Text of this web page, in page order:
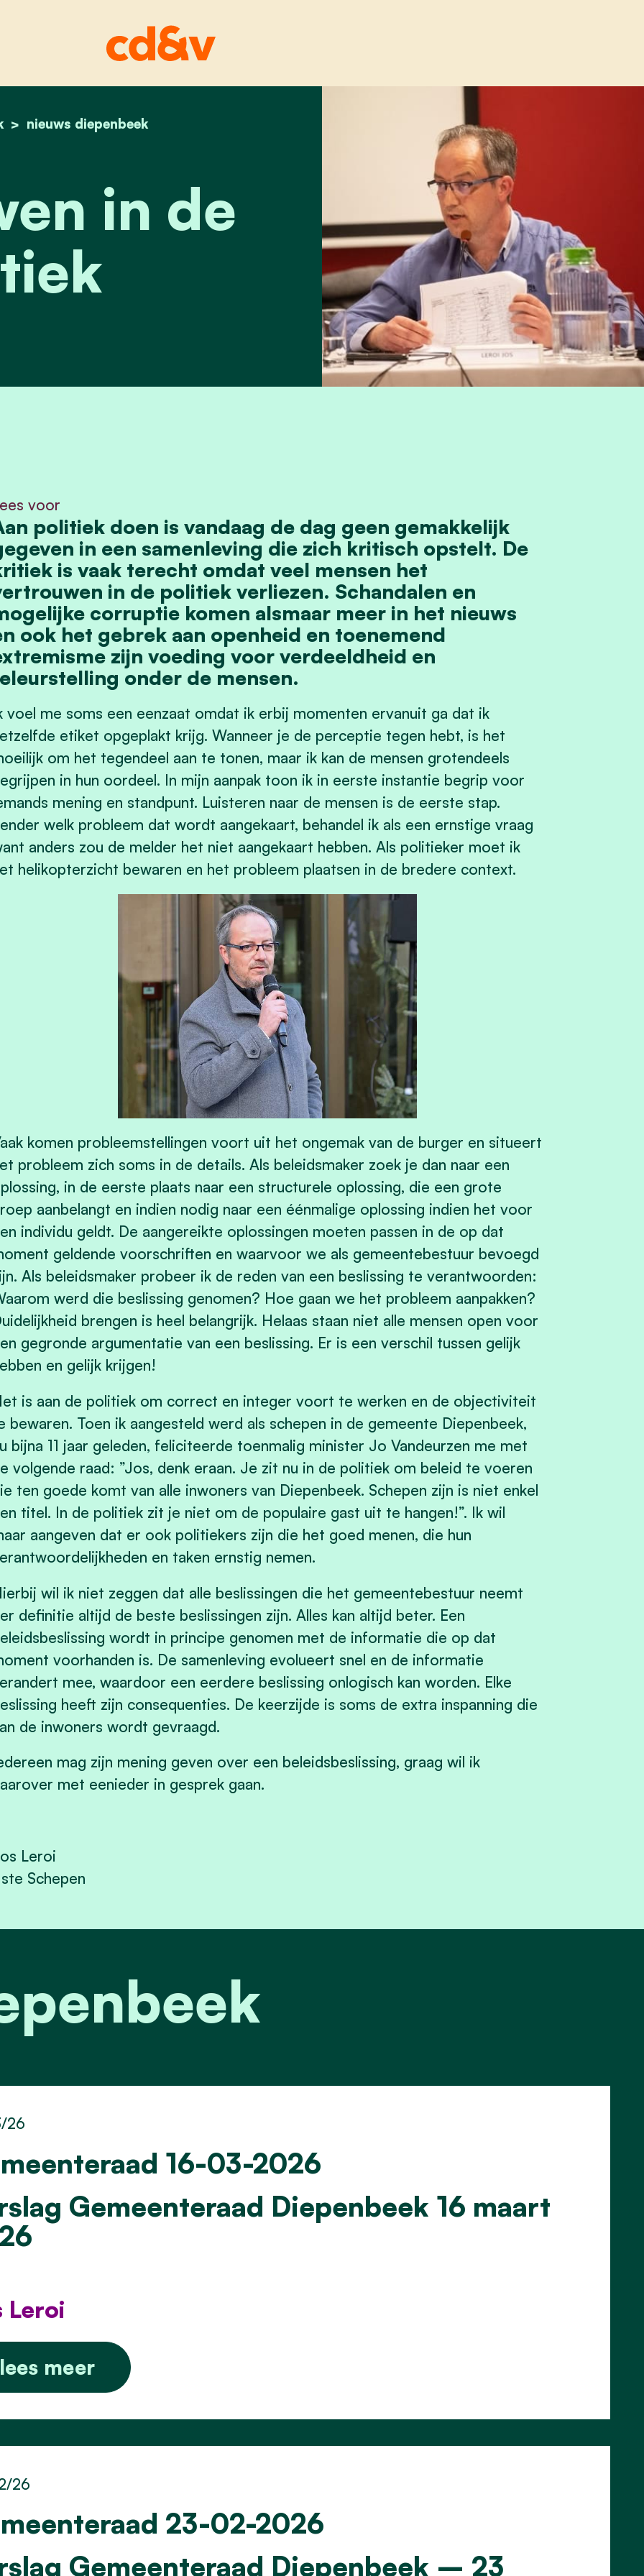
homenieuws diepenbeek
vertrouwen in de politiek
in de
voor
politiek doen is vandaag de dag geen gemakkelijk
in een samenleving die zich kritisch opstelt. De
is vaak terecht omdat veel mensen het
in de politiek verliezen. Schandalen en
corruptie komen alsmaar meer in het nieuws
ook het gebrek aan openheid en toenemend
zijn voeding voor verdeeldheid en
onder de mensen.
voel me soms een eenzaat omdat ik erbij momenten ervanuit ga dat ik
etiket opgeplakt krijg. Wanneer je de perceptie tegen hebt, is het
om het tegendeel aan te tonen, maar ik kan de mensen grotendeels
in hun oordeel. In mijn aanpak toon ik in eerste instantie begrip voor
mening en standpunt. Luisteren naar de mensen is de eerste stap.
welk probleem dat wordt aangekaart, behandel ik als een ernstige vraag
anders zou de melder het niet aangekaart hebben. Als politieker moet ik
helikopterzicht bewaren en het probleem plaatsen in de bredere context.
komen probleemstellingen voort uit het ongemak van de burger en situeert
probleem zich soms in de details. Als beleidsmaker zoek je dan naar een
in de eerste plaats naar een structurele oplossing, die een grote
aanbelangt en indien nodig naar een éénmalige oplossing indien het voor
individu geldt. De aangereikte oplossingen moeten passen in de op dat
geldende voorschriften en waarvoor we als gemeentebestuur bevoegd
Als beleidsmaker probeer ik de reden van een beslissing te verantwoorden:
werd die beslissing genomen? Hoe gaan we het probleem aanpakken?
brengen is heel belangrijk. Helaas staan niet alle mensen open voor
gegronde argumentatie van een beslissing. Er is een verschil tussen gelijk
en gelijk krijgen!
is aan de politiek om correct en integer voort te werken en de objectiviteit
bewaren. Toen ik aangesteld werd als schepen in de gemeente Diepenbeek,
bijna 11 jaar geleden, feliciteerde toenmalig minister Jo Vandeurzen me met
volgende raad: ”Jos, denk eraan. Je zit nu in de politiek om beleid te voeren
ten goede komt van alle inwoners van Diepenbeek. Schepen zijn is niet enkel
titel. In de politiek zit je niet om de populaire gast uit te hangen!”. Ik wil
aangeven dat er ook politiekers zijn die het goed menen, die hun
en taken ernstig nemen.
wil ik niet zeggen dat alle beslissingen die het gemeentebestuur neemt
definitie altijd de beste beslissingen zijn. Alles kan altijd beter. Een
wordt in principe genomen met de informatie die op dat
voorhanden is. De samenleving evolueert snel en de informatie
mee, waardoor een eerdere beslissing onlogisch kan worden. Elke
heeft zijn consequenties. De keerzijde is soms de extra inspanning die
de inwoners wordt gevraagd.
mag zijn mening geven over een beleidsbeslissing, graag wil ik
met eenieder in gesprek gaan.
Leroi
ste Schepen
16-03-2026
26
Gemeenteraad Diepenbeek 16 maart
Leroi
lees meer
23-02-2026
26
Gemeenteraad Diepenbeek – 23